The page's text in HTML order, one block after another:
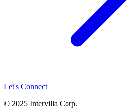
Let's Connect
© 2025 Intervilla Corp.